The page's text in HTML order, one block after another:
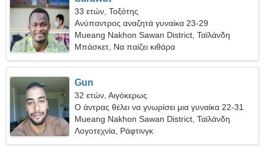
33 ετών, Τοξότης
Ανύπαντρος αναζητά γυναίκα 23-29
Mueang Nakhon Sawan District, Ταϊλάνδη
Μπάσκετ, Να παίζει κιθάρα
Gun
32 ετών, Αιγόκερως
Ο άντρας θέλει να γνωρίσει μια γυναίκα 22-31
Mueang Nakhon Sawan District, Ταϊλάνδη
Λογοτεχνία, Ράφτινγκ